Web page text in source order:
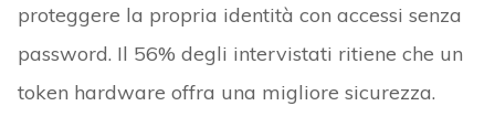
proteggere la propria identità con accessi senza
password. Il 56% degli intervistati ritiene che un
token hardware offra una migliore sicurezza.